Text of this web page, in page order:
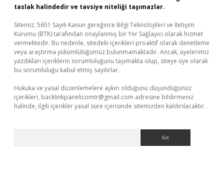
taslak halindedir ve tavsiye niteliği taşımazlar.
Sitemiz, 5651 Sayılı Kanun gereğince Bilgi Teknolojileri ve İletişim
Kurumu (BTK) tarafından onaylanmış bir Yer Sağlayıcı olarak hizmet
vermektedir. Bu nedenle, sitedeki içerikleri proaktif olarak denetleme
veya araştırma yükümlülüğümüz bulunmamaktadır. Ancak, üyelerimiz
yazdıkları içeriklerin sorumluluğunu taşımakta olup, siteye üye olarak
bu sorumluluğu kabul etmiş sayılırlar.
Hukuka ve yasal düzenlemelere aykırı olduğunu düşündüğünüz
içerikleri, backlinkpanelicomtr@gmail.com adresine bildirmeniz
halinde, ilgili içerikler yasal süre içerisinde sitemizden kaldırılacaktır.